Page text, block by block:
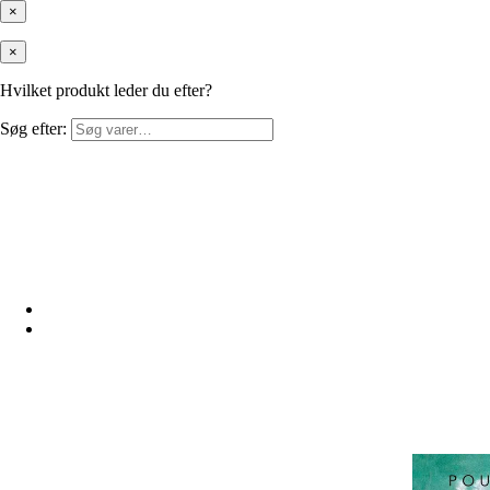
×
×
Hvilket produkt leder du efter?
Søg efter: